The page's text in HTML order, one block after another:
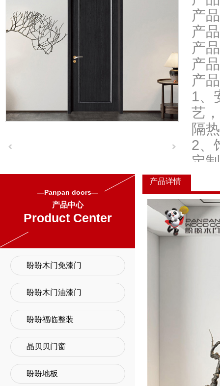
产
产
产
产
产
1、
艺
隔
2、
定
4、
5、
—Panpan doors—
产品中心
Product Center
盼盼木门免漆门
盼盼木门油漆门
盼盼福临整装
晶贝贝门窗
盼盼地板
产品详情